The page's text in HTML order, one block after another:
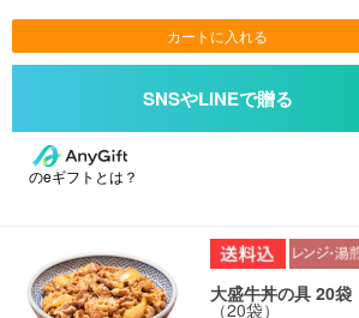
カートに入れる
のeギフトとは？
大盛牛丼の具 20袋
（20袋）